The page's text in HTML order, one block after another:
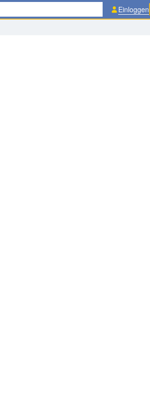
Einloggen